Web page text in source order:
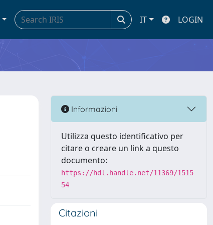
IT LOGIN
Informazioni
Utilizza questo identificativo per
citare o creare un link a questo
documento:
https://hdl.handle.net/11369/1515
54
Citazioni